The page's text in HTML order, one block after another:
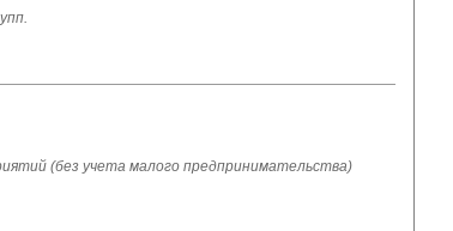
(без учета малого предпринимательства)